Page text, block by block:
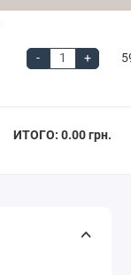
- +
ИТОГО: 0.00 грн.